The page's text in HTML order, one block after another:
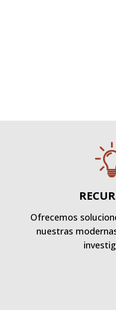
Ofrecemos
nuestras